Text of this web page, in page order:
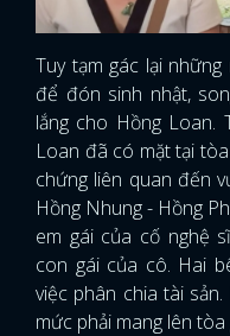
Tuy tạm gác lại
để đón sinh nhật,
lắng cho Hồng Loan.
Loan đã có mặt tại
chứng liên quan đến
Hồng Nhung - Hồng
em gái của cố nghệ
con gái của cô. Hai
việc phân chia tài
mức phải mang lên tòa